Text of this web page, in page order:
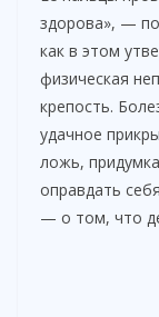
здорова», —
как в этом
физическая
крепость.
удачное
ложь,
оправдать
— о том, что